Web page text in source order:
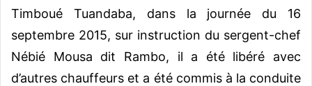
Timboué Tuandaba, dans la journée du 16
septembre 2015, sur instruction du sergent-chef
Nébié Mousa dit Rambo, il a été libéré avec
d’autres chauffeurs et a été commis à la conduite